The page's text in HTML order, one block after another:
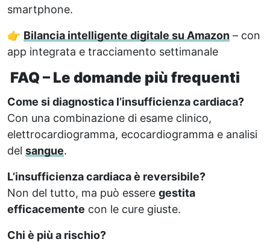
smartphone.
👉 Bilancia intelligente digitale su Amazon – con
app integrata e tracciamento settimanale
FAQ – Le domande più frequenti
Come si diagnostica l’insufficienza cardiaca?
Con una combinazione di esame clinico,
elettrocardiogramma, ecocardiogramma e analisi
del sangue.
L’insufficienza cardiaca è reversibile?
Non del tutto, ma può essere gestita
efficacemente con le cure giuste.
Chi è più a rischio?